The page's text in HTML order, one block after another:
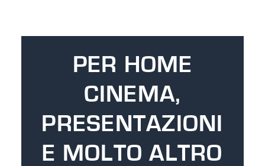
PER HOME
CINEMA,
PRESENTAZIONI
E MOLTO ALTRO